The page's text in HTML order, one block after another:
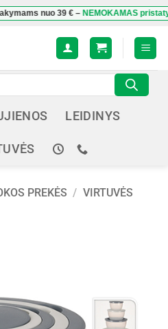
nuo39 €–NEMOKAMAS pristatymas
LEIDINYS
PREKĖS / VIRTUVĖS